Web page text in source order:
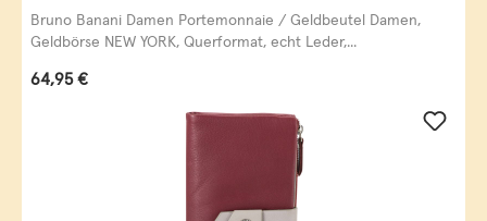
schwarz
Bruno Banani Damen Portemonnaie / Geldbeutel Damen,
Geldbörse NEW YORK, Querformat, echt Leder,...
Regulärer Preis:
64,95 €